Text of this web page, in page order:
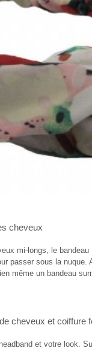
cheveux
mi-longs, le bandeau
passer sous la nuque.
même un bandeau
cheveux et coiffure
et votre look.